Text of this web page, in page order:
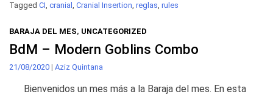
Tagged CI, cranial , Cranial Insertion, reglas, rules
BARAJA DEL MES, UNCATEGORIZED
BdM – Modern Goblins Combo
21/08/2020 | Aziz Quintana
Bienvenidos un mes más a la Baraja del mes. En esta